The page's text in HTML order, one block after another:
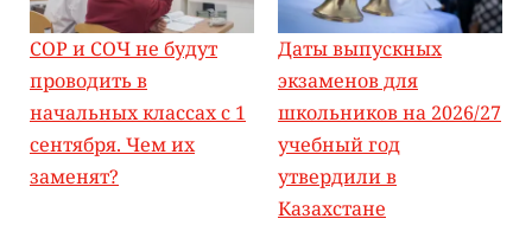
СОР и СОЧ не будут
проводить в
начальных классах с 1
сентября. Чем их
заменят?
Даты выпускных
экзаменов для
школьников на 2026/27
учебный год
утвердили в
Казахстане